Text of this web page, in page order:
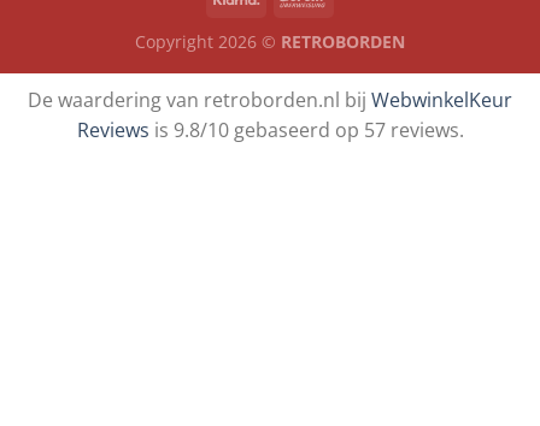
Copyright 2026 © RETROBORDEN
De waardering van retroborden.nl bij WebwinkelKeur
Reviews is 9.8/10 gebaseerd op 57 reviews.